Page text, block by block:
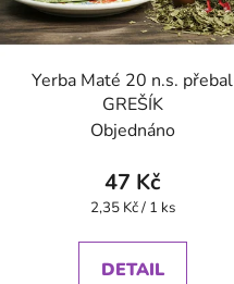
Yerba Maté 20 n.s. přebal
GREŠÍK
Objednáno
47 Kč
Měrná
2,35 Kč / 1 ks
DETAIL